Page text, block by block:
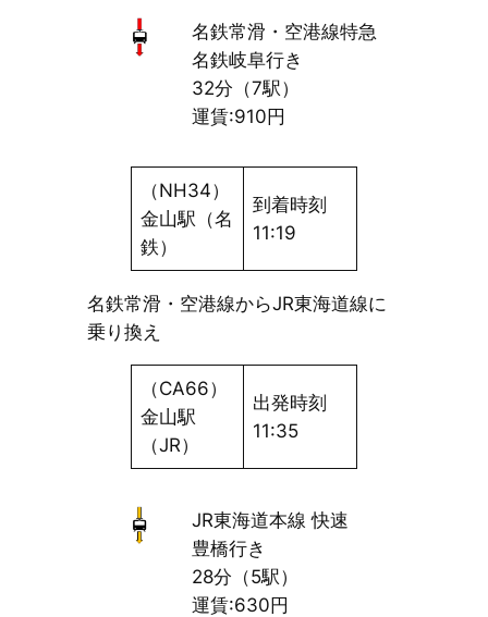
名鉄常滑・空港線特急
名鉄岐阜行き
32分（7駅）
運賃:910円
（NH34）
金山駅（名
鉄）
到着時刻
11:19
名鉄常滑・空港線からJR東海道線に
乗り換え
（CA66）
金山駅
（JR）
出発時刻
11:35
JR東海道本線 快速
豊橋行き
28分（5駅）
運賃:630円